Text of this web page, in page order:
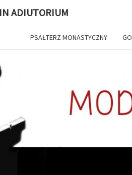
ADIUTORIUM
PSAŁTERZ MONASTYCZNY